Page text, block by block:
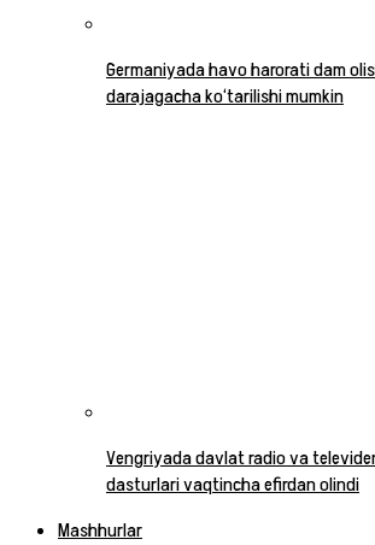
Germaniyada havo harorati dam
darajagacha ko‘tarilishi mumkin
Vengriyada davlat radio va
dasturlari vaqtincha efirdan olindi
Mashhurlar